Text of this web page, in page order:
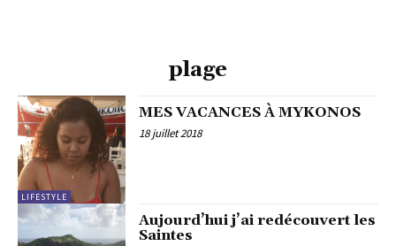
plage
LIFESTYLE
MES VACANCES À MYKONOS
18 juillet 2018
Aujourd’hui j’ai redécouvert les
Saintes